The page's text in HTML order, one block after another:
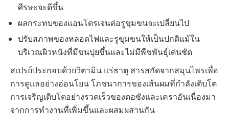
ศีรษะจะดีขึ้น
ผลกระทบของแอนโดรเจนต่อรูขุมขนจะเปลี่ยนไป
ปรับสภาพของหลอดไฟและรูขุมขนให้เป็นปกติแม้ใน
บริเวณผิวหนังที่มีขนปุยขึ้นและไม่มีพืชพันธุ์เด่นชัด
สเปรย์ประกอบด้วยวิตามิน แร่ธาตุ สารสกัดจากสมุนไพรเพื่อ
การดูแลอย่างอ่อนโยน โภชนาการของเส้นผมที่กำลังเติบโต
การเจริญเติบโตอย่างรวดเร็วของตอซังและเคราอันเนื่องมา
จากการทำงานที่เพิ่มขึ้นและผสมผสานกัน